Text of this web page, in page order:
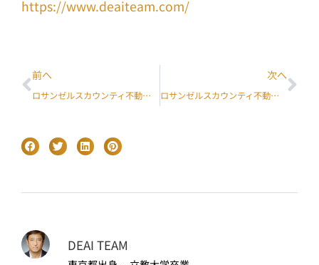
https://www.deaiteam.com/
前へ
ロサンゼルスカウンティ不動産市況データ (2017年10月)
次へ
ロサンゼルスカウンティ不動産市況データ (2017年12月)
DEAI TEAM